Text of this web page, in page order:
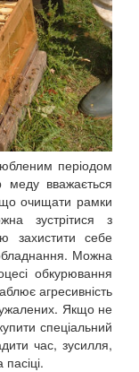
періодом
меду вважається
очищати рамки
зустрітися з
захистити себе
Можна
обкурювання
агресивність
Якщо не
спеціальний
час, зусилля,